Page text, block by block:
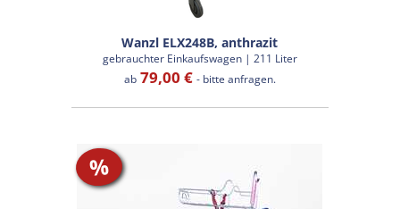
Wanzl ELX248B, anthrazit
gebrauchter Einkaufswagen | 211 Liter
ab79,00 € - bitte anfragen.
%